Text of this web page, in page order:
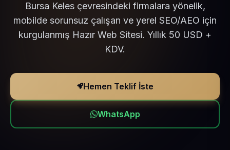
Bursa Keles çevresindeki firmalara yönelik,
mobilde sorunsuz çalışan ve yerel SEO/AEO için
kurgulanmış Hazır Web Sitesi. Yıllık 50 USD +
KDV.
Hemen Teklif İste
WhatsApp